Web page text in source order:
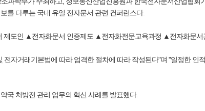
를 다루는 국내 유일 전자문서 관련 컨퍼런스다.
제도인 ▲전자화문서 인증제도 ▲전자화전문교육과정 ▲전자화문
전자거래기본법에 따라 엄격한 절차에 따라 작성된다"며 "일정한 인
국 처방전 관리 업무의 혁신 사례를 발표했다.